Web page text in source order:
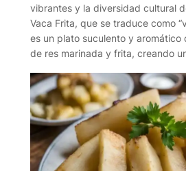
vibrantes y la diversidad cultural
Vaca Frita, que se traduce como
es un plato suculento y aromático
de res marinada y frita, creando